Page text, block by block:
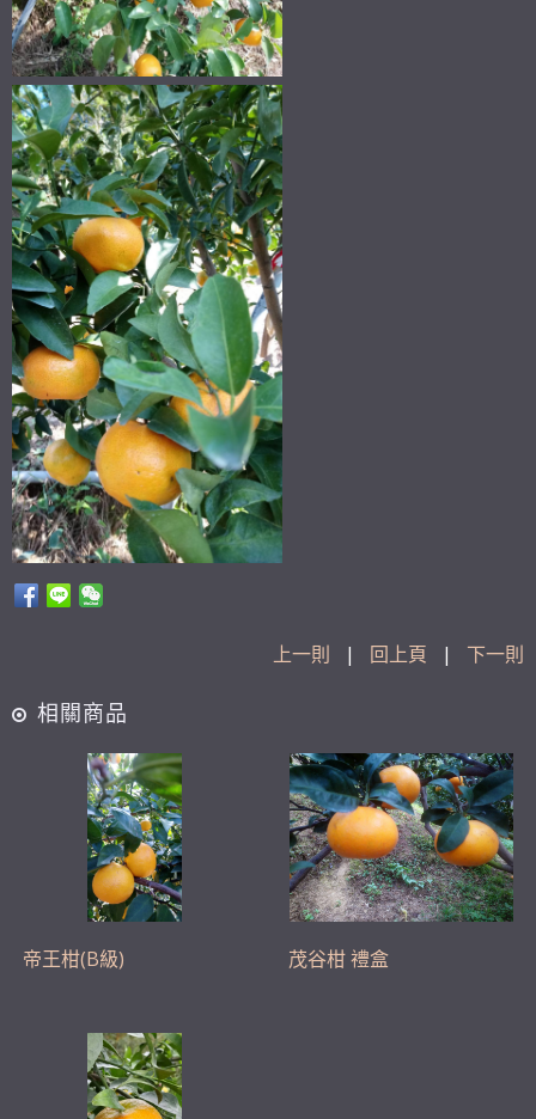
上一則 | 回上頁 | 下一則
相關商品
帝王柑(B級) 茂谷柑 禮盒